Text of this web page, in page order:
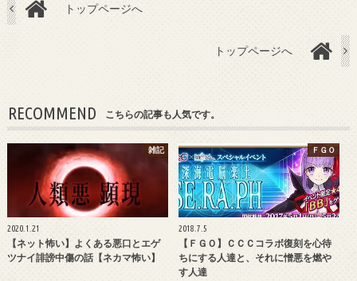
トップページへ
トップページへ
RECOMMEND こちらの記事も人気です。
雑記
2020.1.21
【ネット怖い】よくある悪口とエゲ
ツナイ誹謗中傷の話【ネカマ怖い】
ＦＧＯ
2018.7.5
【ＦＧＯ】ＣＣＣコラボ復刻を心待
ちにする人達と、それに憎悪を燃や
す人達